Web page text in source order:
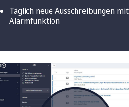
Täglich neue Ausschreibungen mit
Alarmfunktion